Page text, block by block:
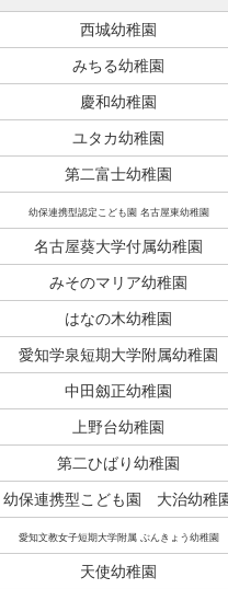
西城幼稚園
みちる幼稚園
慶和幼稚園
ユタカ幼稚園
第二富士幼稚園
幼保連携型認定こども園 名古屋東幼稚園
名古屋葵大学付属幼稚園
みそのマリア幼稚園
はなの木幼稚園
愛知学泉短期大学附属幼稚園
中田劔正幼稚園
上野台幼稚園
第二ひばり幼稚園
幼保連携型こども園 大治幼稚
愛知文教女子短期大学附属 ぶんきょう幼稚園
天使幼稚園